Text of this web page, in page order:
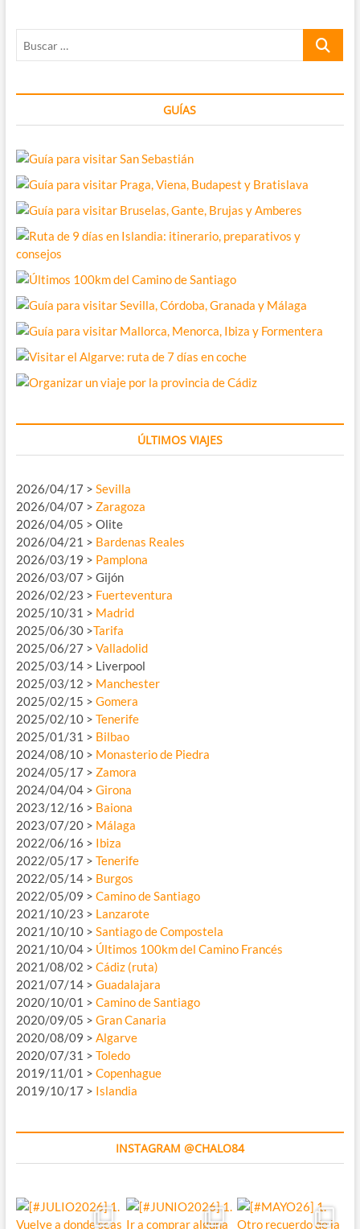
Buscar
GUÍAS
ÚLTIMOS VIAJES
2026/04/17 > Sevilla
2026/04/07 > Zaragoza
2026/04/05 > Olite
2026/04/21 > Bardenas Reales
2026/03/19 > Pamplona
2026/03/07 > Gijón
2026/02/23 > Fuerteventura
2025/10/31 > Madrid
2025/06/30 >Tarifa
2025/06/27 > Valladolid
2025/03/14 > Liverpool
2025/03/12 > Manchester
2025/02/15 > Gomera
2025/02/10 > Tenerife
2025/01/31 > Bilbao
2024/08/10 > Monasterio de Piedra
2024/05/17 > Zamora
2024/04/04 > Girona
2023/12/16 > Baiona
2023/07/20 > Málaga
2022/06/16 > Ibiza
2022/05/17 > Tenerife
2022/05/14 > Burgos
2022/05/09 > Camino de Santiago
2021/10/23 > Lanzarote
2021/10/10 > Santiago de Compostela
2021/10/04 > Últimos 100km del Camino Francés
2021/08/02 > Cádiz (ruta)
2021/07/14 > Guadalajara
2020/10/01 > Camino de Santiago
2020/09/05 > Gran Canaria
2020/08/09 > Algarve
2020/07/31 > Toledo
2019/11/01 > Copenhague
2019/10/17 > Islandia
INSTAGRAM @CHALO84